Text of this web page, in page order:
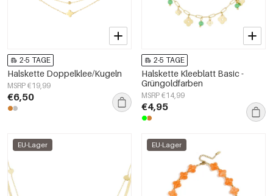
2-5 TAGE
Halskette Doppelklee/Kugeln
MSRP €19,99
€6,50
2-5 TAGE
Halskette Kleeblatt Basic -
Grüngoldfarben
MSRP €14,99
€4,95
EU-Lager EU-Lager